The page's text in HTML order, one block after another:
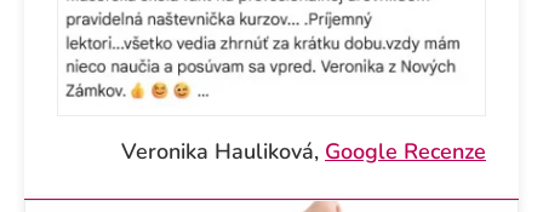
Veronika Hauliková, Google Recenze